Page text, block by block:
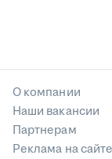
О компании
Наши вакансии
Партнерам
Реклама на сайте